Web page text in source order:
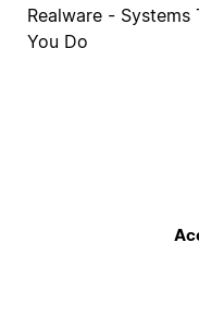
Realware - Systems
You Do